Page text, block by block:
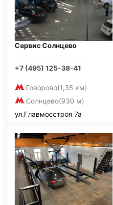
Сервис Солнцево
+7 (495) 125-38-41
Говорово(1,35 км)
Солнцево(930 м)
ул.Главмосстроя 7а